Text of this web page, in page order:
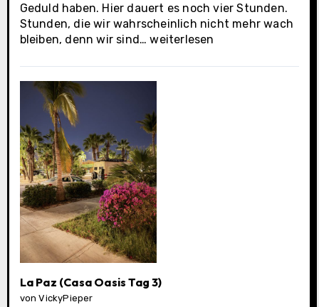
Geduld haben. Hier dauert es noch vier Stunden.
Stunden, die wir wahrscheinlich nicht mehr wach
bleiben, denn wir sind…La
(Casa
Oasis
4)
weiterlesen
La Paz (Casa Oasis Tag 3)
von VickyPieper